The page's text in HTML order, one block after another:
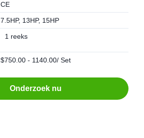
CE
7.5HP, 13HP, 15HP
1 reeks
$750.00 - 1140.00/ Set
Onderzoek nu